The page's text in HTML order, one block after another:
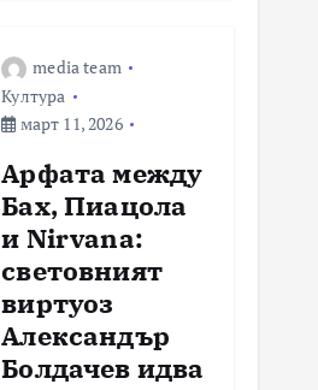
media team
Култура
март 11, 2026
Арфата между
Бах, Пиацола
и Nirvana:
световният
виртуоз
Александър
Болдачев идва